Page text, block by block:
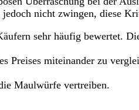
nicht zwingen, diese
sehr häufig bewertet.
Preises miteinander zu
Maulwürfe vertreiben.